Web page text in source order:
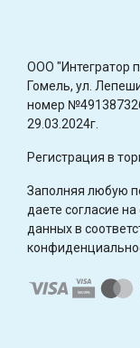
OOO "Интегратор
Гомель, ул.
номер
29.03.2024г.
Регистрация в
Заполняя любую
даете согласие
данных в